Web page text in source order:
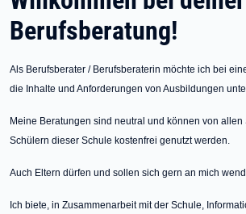
Berufsberatung!
Als Berufsberater / Berufsberaterin möchte ich bei
die Inhalte und Anforderungen von Ausbildungen
Meine Beratungen sind neutral und können von allen
Schülern dieser Schule kostenfrei genutzt werden.
Auch Eltern dürfen und sollen sich gern an mich
Ich biete, in Zusammenarbeit mit der Schule,